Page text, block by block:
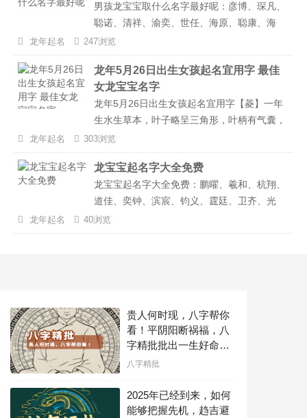
天 蓝虞 采静、微竹 忆曼 嘉以 红雨 凌妍 柔灵
幻容...
男孩龙宝宝取什么名字最好呢：彦博、琛凡、
聪诺、清祥、渝奕、世任、海原、聪康、海
道、聪庚、麒霖、新雄、俊伟、威恺、恺石、
诚、锦嘉、琛远、棕海、清铎、源言、绍毅、
浩言、杉信、弘志、超仁...
龙年起名 247浏览
龙年5月26日出生女孩起名宜用字 最佳
女龙宝宝名字
龙年5月26日出生女孩起名宜用字【菱】一年
生水生草本，叶子略呈三角形，叶柄有气囊，
夏天开花，白色。果实有硬壳，有角，可供食
开紫红色或白色花，结球形蒴果。【莉】莉字
的原义指茉莉，即一种充满芳香的花草，因...
龙年起名 303浏览
龙宝宝起名字大全免费
龙宝宝起名字大全免费：鹏曜、羲和、杭翔、
道佳、奕钟、滨宸、钧义、霆廷、卫齐、光
骏、辰秦、锋铎、信寅、宸景、谦震、浩盛、
龙年起名 40浏览
贵人何时现，八字帮你
看！平阴阳断祸福，八
字精批批出一生好命
运！
八字精批
2025年已经到来，如何
能够把握先机，趋吉避